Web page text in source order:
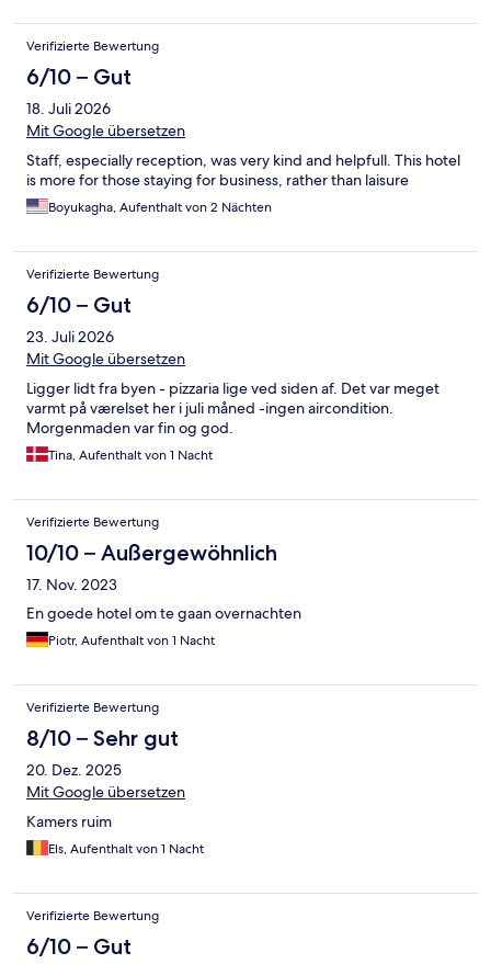
Verifizierte Bewertung
6/10 – Gut
18. Juli 2026
Mit Google übersetzen
Staff, especially reception, was very kind and helpfull. This hotel
is more for those staying for business, rather than laisure
Boyukagha, Aufenthalt von 2 Nächten
Verifizierte Bewertung
6/10 – Gut
23. Juli 2026
Mit Google übersetzen
Ligger lidt fra byen - pizzaria lige ved siden af. Det var meget
varmt på værelset her i juli måned -ingen aircondition.
Morgenmaden var fin og god.
Tina, Aufenthalt von 1 Nacht
Verifizierte Bewertung
10/10 – Außergewöhnlich
17. Nov. 2023
En goede hotel om te gaan overnachten
Piotr, Aufenthalt von 1 Nacht
Verifizierte Bewertung
8/10 – Sehr gut
20. Dez. 2025
Mit Google übersetzen
Kamers ruim
Els, Aufenthalt von 1 Nacht
Verifizierte Bewertung
6/10 – Gut